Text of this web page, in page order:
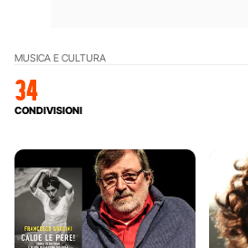
MUSICA E CULTURA
34
CONDIVISIONI